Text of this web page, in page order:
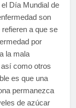
Día Mundial de
son
a que se
por
la mala
como otros
es que una
permanezca
de azúcar